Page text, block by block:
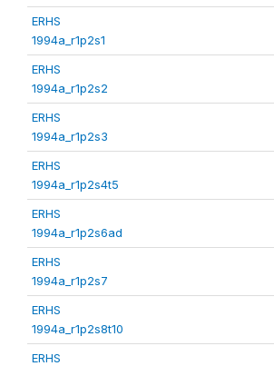
ERHS
1994a_r1p2s1
ERHS
1994a_r1p2s2
ERHS
1994a_r1p2s3
ERHS
1994a_r1p2s4t5
ERHS
1994a_r1p2s6ad
ERHS
1994a_r1p2s7
ERHS
1994a_r1p2s8t10
ERHS